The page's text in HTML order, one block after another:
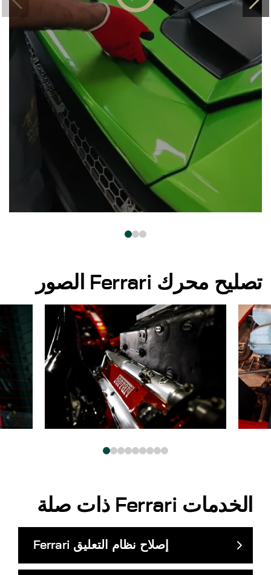
تصليح محرك Ferrari الصور
ذات صلة Ferrari الخدمات
Ferrari إصلاح نظام التعليق